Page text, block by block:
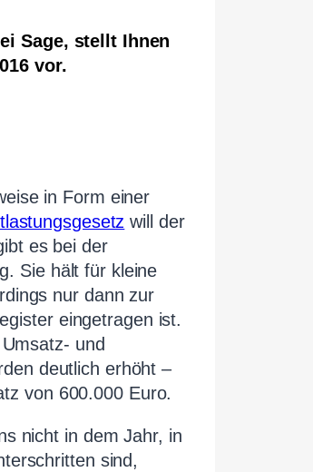
Sage, stellt Ihnen
vor.
in Form einer
will der
es bei der
Sie hält für kleine
nur dann zur
eingetragen ist.
und
deutlich erhöht –
von 600.000 Euro.
nicht in dem Jahr, in
sind,